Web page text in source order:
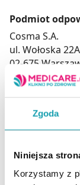
Zgoda
Niniejsza
Korzystamy z
Podmiot
Cosma S.A.
ul. Wołoska
02-675
Polska,
www.cosma.pl
substytut
Nie należy